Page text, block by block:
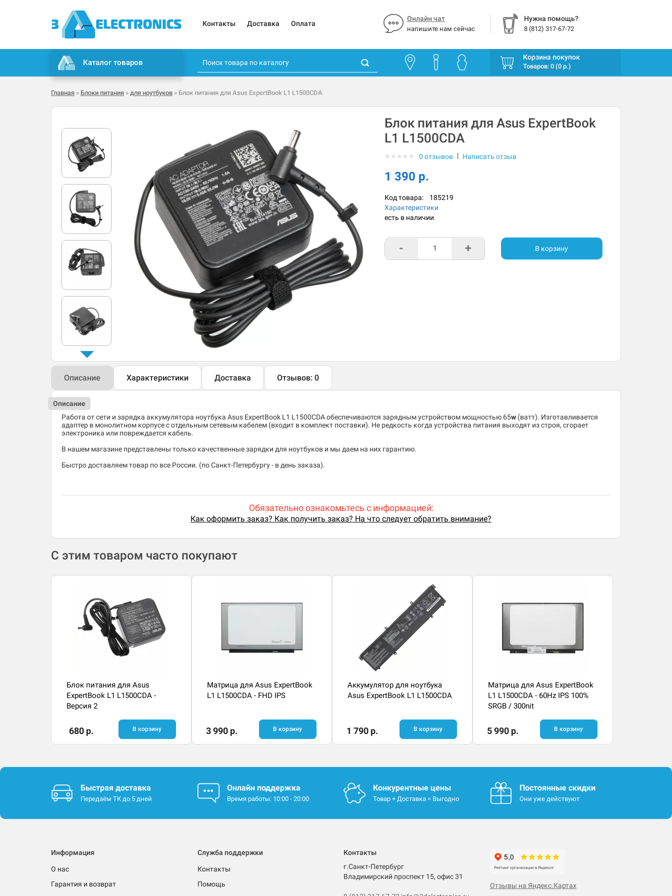
Контакты Доставка Оплата
Онлайн чат
напишите нам сейчас
Нужна помощь?
8 (812) 317-67-72
Каталог товаров
Корзина покупок
Товаров: 0 (0 р.)
Главная » Блоки питания » для ноутбуков » Блок питания для Asus ExpertBook L1 L1500CDA
Блок питания для Asus ExpertBook
L1 L1500CDA
★ ★ ★ ★ ★ 0 отзывов | Написать отзыв
1 390 р.
Код товара: 185219
Характеристики
есть в наличии
- + В корзину
Описание Характеристики Доставка Отзывов: 0
Описание
Работа от сети и зарядка аккумулятора ноутбука Asus ExpertBook L1 L1500CDA обеспечиваются зарядным устройством мощностью 65w (ватт). Изготавливается
адаптер в монолитном корпусе с отдельным сетевым кабелем (входит в комплект поставки). Не редкость когда устройства питания выходят из строя, сгорает
электроника или повреждается кабель.
В нашем магазине представлены только качественные зарядки для ноутбуков и мы даем на них гарантию.
Быстро доставляем товар по все России. (по Санкт-Петербургу - в день заказа).
Обязательно ознакомьтесь с информацией:
Как оформить заказ? Как получить заказ? На что следует обратить внимание?
С этим товаром часто покупают
Блок питания для Asus
ExpertBook L1 L1500CDA -
Версия 2
680 р. В корзину
Матрица для Asus ExpertBook
L1 L1500CDA - FHD IPS
3 990 р. В корзину
Аккумулятор для ноутбука
Asus ExpertBook L1 L1500CDA
1 790 р. В корзину
Матрица для Asus ExpertBook
L1 L1500CDA - 60Hz IPS 100%
SRGB / 300nit
5 990 р. В корзину
Быстрая доставка
Передаём ТК до 5 дней
Онлайн поддержка
Время работы: 10:00 - 20:00
Конкурентные цены
Товар + Доставка = Выгодно
Постоянные скидки
Они уже действуют
Информация
О нас
Гарантия и возврат
Служба поддержки
Контакты
Помощь
Контакты
г.Санкт-Петербург
Владимирский проспект 15, офис 31
Отзывы на Яндекс.Картах